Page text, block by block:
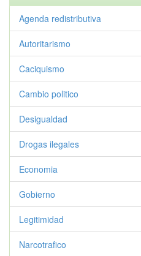
Agenda redistributiva
Autoritarismo
Caciquismo
Cambio politico
Desigualdad
Drogas ilegales
Economia
Gobierno
Legitimidad
Narcotrafico